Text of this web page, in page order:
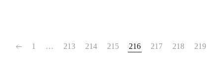
1 … 213 214 215 216 217 218 219